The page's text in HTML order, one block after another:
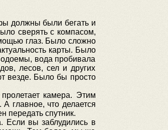
должны были бегать и
сверять с компасом,
глаз. Было сложно
карты. Было
вода пробивала
лесов, сел и других
везде. Было бы просто
камера. Этим
главное, что делается
передать спутник.
Если вы заблудились в